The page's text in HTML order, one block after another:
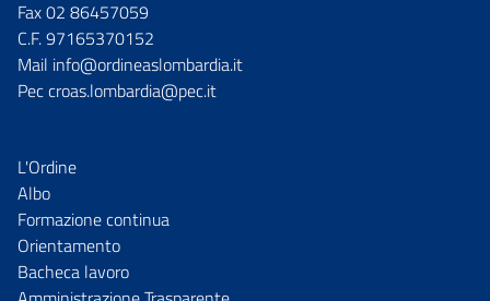
Fax 02 86457059
C.F. 97165370152
Mail info@ordineaslombardia.it
Pec croas.lombardia@pec.it
L'Ordine
Albo
Formazione continua
Orientamento
Bacheca lavoro